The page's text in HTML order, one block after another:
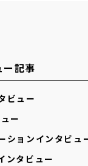
ー記事
ビュー
ー
ションインタビュ
ンタビュー